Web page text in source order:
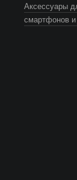
Аксессуары
смартфонов